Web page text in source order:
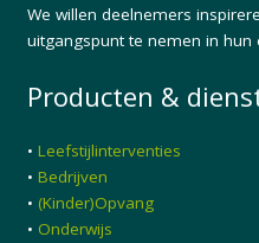
We willen deelnemers
uitgangspunt te nemen in hun
Producten &
• Leefstijlinterventies
• Bedrijven
• (Kinder)Opvang
• Onderwijs